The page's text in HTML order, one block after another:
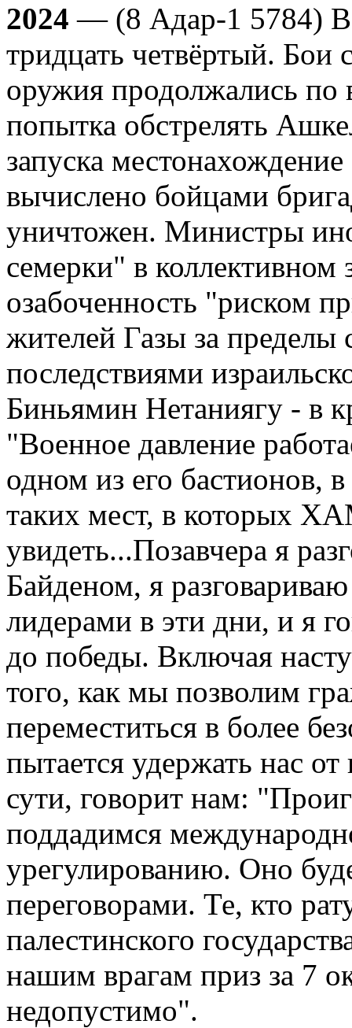
2024 — (8 Адар-1 5784)
тридцать четвёртый. Бои
оружия продолжались по
попытка обстрелять
запуска
вычислено бойцами
уничтожен. Министры
семерки" в коллективном
озабоченность "риском
жителей Газы за
последствиями
Биньямин Нетаниягу - в
"Военное давление
одном из его
таких мест, в которых
увидеть...Позавчера я
Байденом, я
лидерами в эти дни, и я
до победы. Включая
того, как мы позволим
переместиться в более
пытается удержать нас
сути, говорит нам:
поддадимся
урегулированию. Оно
переговорами. Те, кто
палестинского
нашим врагам приз за 7
недопустимо".